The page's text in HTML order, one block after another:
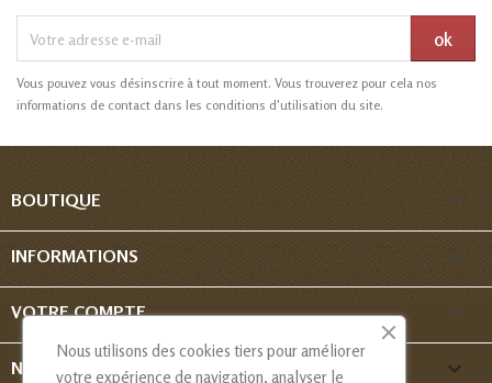
Vous pouvez vous désinscrire à tout moment. Vous trouverez pour cela nos
informations de contact dans les conditions d'utilisation du site.
BOUTIQUE 
INFORMATIONS 
VOTRE COMPTE 
NOUS CONTACTER keyboard_arrow_down
Nous utilisons des cookies tiers pour améliorer
votre expérience de navigation, analyser le